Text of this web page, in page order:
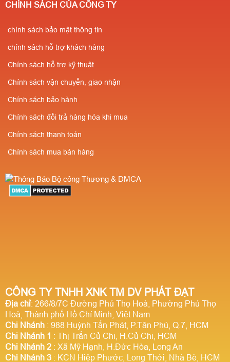
CÔNG TY TNHH XNK TM DV PHÁT ĐẠT
Địa chỉ: 266/8/7C Đường Phú Thọ Hoà, Phường Phú Thọ
Hoà, Thành phố Hồ Chí Minh, Việt Nam
Chi Nhánh : 988 Huỳnh Tấn Phát, P.Tân Phú, Q.7, HCM
Chi Nhánh 1 : Thị Trấn Củ Chi, H.Củ Chi, HCM
Chi Nhánh 2 : Xã Mỹ Hạnh, H.Đức Hòa, Long An
Chi Nhánh 3 : KCN Hiệp Phước, Long Thới, Nhà Bè, HCM
CHÍNH SÁCH CỦA CÔNG TY
chính sách bảo mật thông tin
chính sách hỗ trợ khách hàng
Chính sách hỗ trợ kỹ thuật
Chính sách vận chuyển, giao nhận
Chính sách bảo hành
Chính sách đổi trả hàng hóa khi mua
Chính sách thanh toán
Chính sách mua bán hàng